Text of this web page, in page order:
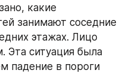
какие
занимают соседние
этажах. Лицо
Эта ситуация была
падение в пороги